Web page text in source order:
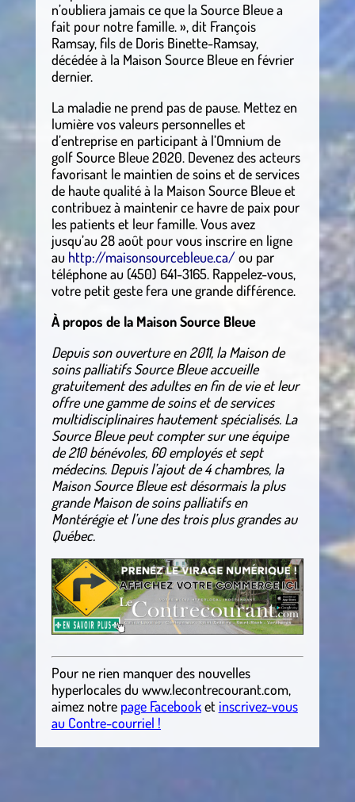
n’oubliera jamais ce que la Source Bleue a
fait pour notre famille. », dit François
Ramsay, fils de Doris Binette-Ramsay,
décédée à la Maison Source Bleue en février
dernier.
La maladie ne prend pas de pause. Mettez en
lumière vos valeurs personnelles et
d’entreprise en participant à l’Omnium de
golf Source Bleue 2020. Devenez des acteurs
favorisant le maintien de soins et de services
de haute qualité à la Maison Source Bleue et
contribuez à maintenir ce havre de paix pour
les patients et leur famille. Vous avez
jusqu’au 28 août pour vous inscrire en ligne
au http://maisonsourcebleue.ca/ou par
téléphone au (450) 641-3165. Rappelez-vous,
votre petit geste fera une grande différence.
À propos de la Maison Source Bleue
Depuis son ouverture en 2011, la Maison de
soins palliatifs Source Bleue accueille
gratuitement des adultes en fin de vie et leur
offre une gamme de soins et de services
multidisciplinaires hautement spécialisés. La
Source Bleue peut compter sur une équipe
de 210 bénévoles, 60 employés et sept
médecins. Depuis l’ajout de 4 chambres, la
Maison Source Bleue est désormais la plus
grande Maison de soins palliatifs en
Montérégie et l’une des trois plus grandes au
Québec.
Pour ne rien manquer des nouvelles
hyperlocalesdu www.lecontrecourant.com,
aimez notre page Facebooket inscrivez-vous
au Contre-courriel !